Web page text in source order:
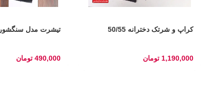
کراپ و شرتک دخترانه 50/55
1,190,000 تومان
تیشرت مدل سنگشور 35/40
490,000 تومان